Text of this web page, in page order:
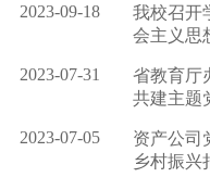
2023-09-18
我校召开
会主义思
2023-07-31
省教育厅
共建主题
2023-07-05
资产公司
乡村振兴